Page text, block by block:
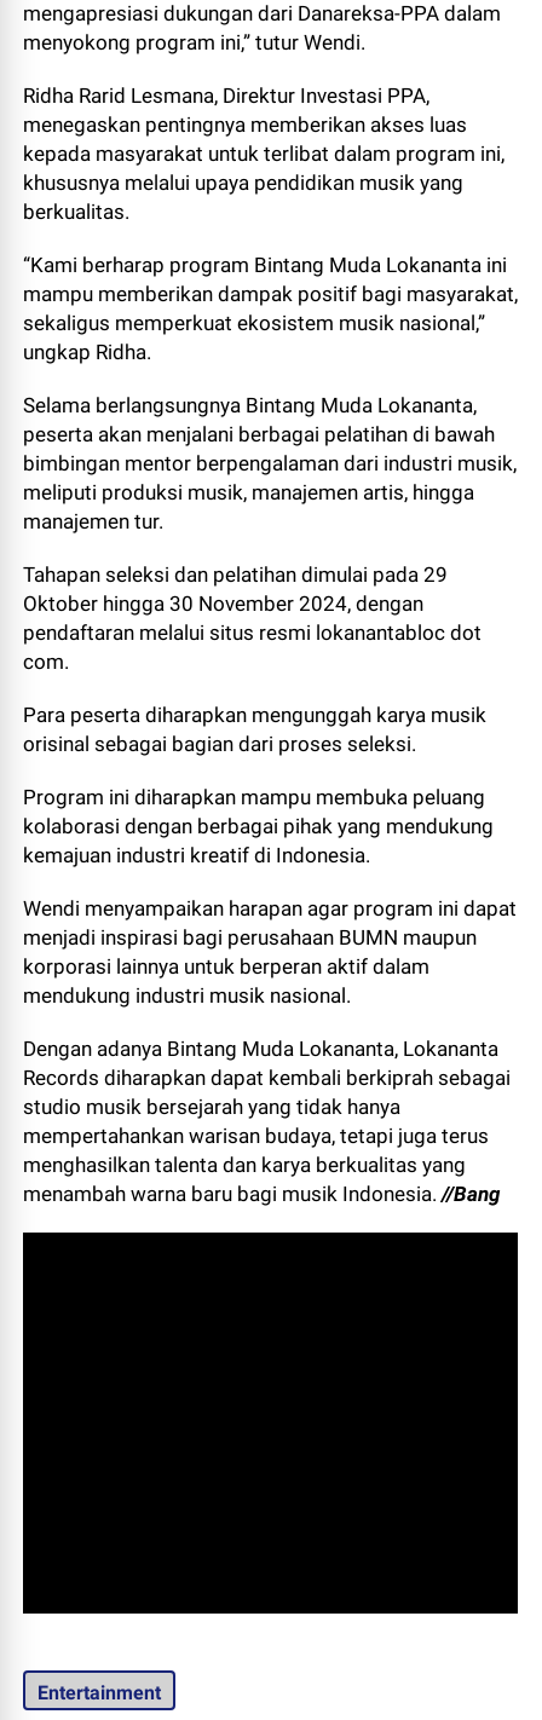
mengapresiasi dukungan dari Danareksa-PPA dalam
menyokong program ini,” tutur Wendi.
Ridha Rarid Lesmana, Direktur Investasi PPA,
menegaskan pentingnya memberikan akses luas
kepada masyarakat untuk terlibat dalam program ini,
khususnya melalui upaya pendidikan musik yang
berkualitas.
“Kami berharap program Bintang Muda Lokananta ini
mampu memberikan dampak positif bagi masyarakat,
sekaligus memperkuat ekosistem musik nasional,”
ungkap Ridha.
Selama berlangsungnya Bintang Muda Lokananta,
peserta akan menjalani berbagai pelatihan di bawah
bimbingan mentor berpengalaman dari industri musik,
meliputi produksi musik, manajemen artis, hingga
manajemen tur.
Tahapan seleksi dan pelatihan dimulai pada 29
Oktober hingga 30 November 2024, dengan
pendaftaran melalui situs resmi lokanantabloc dot
com.
Para peserta diharapkan mengunggah karya musik
orisinal sebagai bagian dari proses seleksi.
Program ini diharapkan mampu membuka peluang
kolaborasi dengan berbagai pihak yang mendukung
kemajuan industri kreatif di Indonesia.
Wendi menyampaikan harapan agar program ini dapat
menjadi inspirasi bagi perusahaan BUMN maupun
korporasi lainnya untuk berperan aktif dalam
mendukung industri musik nasional.
Dengan adanya Bintang Muda Lokananta, Lokananta
Records diharapkan dapat kembali berkiprah sebagai
studio musik bersejarah yang tidak hanya
mempertahankan warisan budaya, tetapi juga terus
menghasilkan talenta dan karya berkualitas yang
menambah warna baru bagi musik Indonesia.//Bang
Entertainment